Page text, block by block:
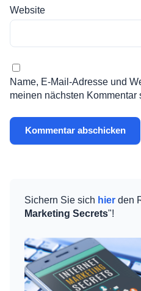
Website
Name, E-Mail-Adresse und
meinen nächsten Kommentar
Sichern Sie sich hier den
Marketing Secrets"!